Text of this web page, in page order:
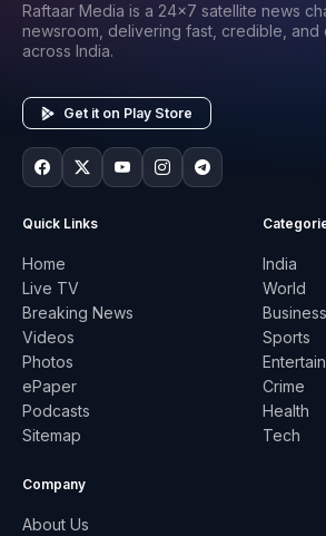
Raftaar Media is a 24x7 satellite news
newsroom, delivering fast, credible,
across India.
Get it on Play Store
Quick Links
Home
Live TV
Breaking News
Videos
Photos
ePaper
Podcasts
Sitemap
India
World
Business
Sports
Crime
Health
Tech
Company
About Us